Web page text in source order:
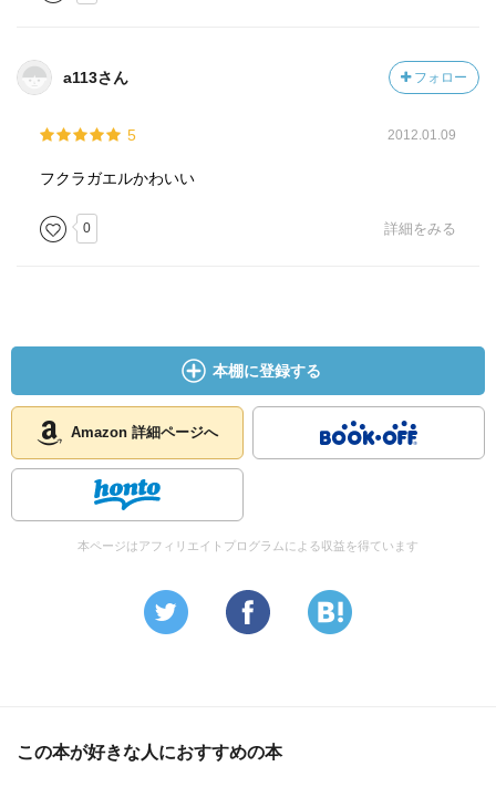
a113さん フォロー
5 2012.01.09
フクラガエルかわいい
0 詳細をみる
本棚に登録する
Amazon 詳細ページへ
本ページはアフィリエイトプログラムによる収益を得ています
この本が好きな人におすすめの本